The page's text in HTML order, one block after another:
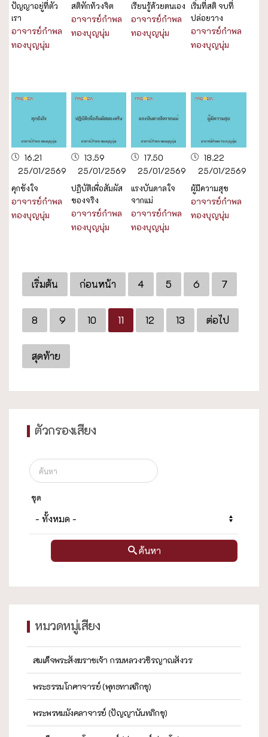
ปัญญาอยู่ที่ตัว
เรา
อาจารย์กำพล
ทองบุญนุ่ม
สติทักท้วงจิต
อาจารย์กำพล
ทองบุญนุ่ม
เรียนรู้ด้วยตนเอง
อาจารย์กำพล
ทองบุญนุ่ม
เริ่มที่สติ จบที่
ปล่อยวาง
อาจารย์กำพล
ทองบุญนุ่ม
16.21
25/01/2569
คุกขังใจ
อาจารย์กำพล
ทองบุญนุ่ม
13.59
25/01/2569
ปฏิบัติเพื่อสัมผัส
ของจริง
อาจารย์กำพล
ทองบุญนุ่ม
17.50
25/01/2569
แรงบันดาลใจ
จากแม่
อาจารย์กำพล
ทองบุญนุ่ม
18.22
25/01/2569
ผู้มีความสุข
อาจารย์กำพล
ทองบุญนุ่ม
เริ่มต้น ก่อนหน้า 4 5 6 7
8 9 10 11 12 13 ต่อไป
สุดท้าย
ตัวกรองเสียง
ชุด
ค้นหา
หมวดหมู่เสียง
สมเด็จพระสังฆราชเจ้า กรมหลวงวชิรญาณสังวร
พระธรรมโกศาจารย์ (พุทธทาสภิกขุ)
พระพรหมมังคลาจารย์ (ปัญญานันทภิกขุ)